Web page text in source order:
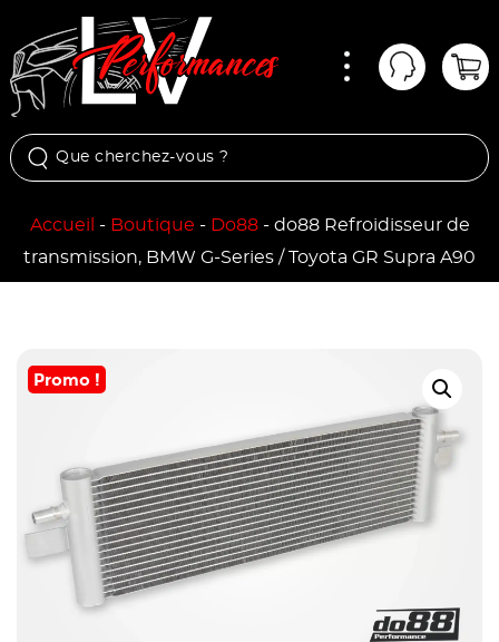
Mon
Accueil - Boutique - Do88- do88 Refroidisseur de
transmission, BMW G-Series / Toyota GR Supra A90
Promo !